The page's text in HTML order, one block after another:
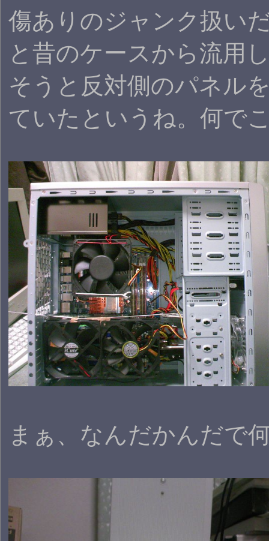
傷ありのジャンク扱い
と昔のケースから流用
そうと反対側のパネル
ていたというね。何で
まぁ、なんだかんだで